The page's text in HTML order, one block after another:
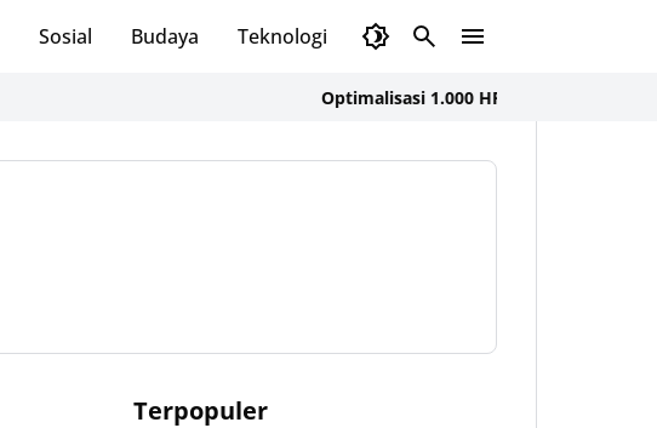
Sosial Budaya Teknologi Olahraga
Optimalisasi 1.000 HPK, Dinkes KSB dan FK
Terpopuler